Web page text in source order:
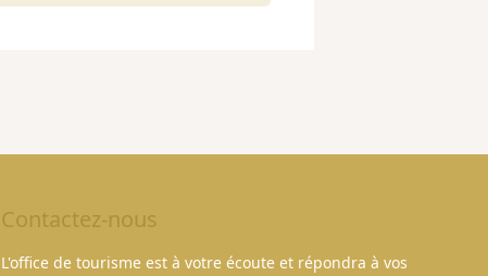
Contactez-nous
L'office de tourisme est à votre écoute et répondra à vos